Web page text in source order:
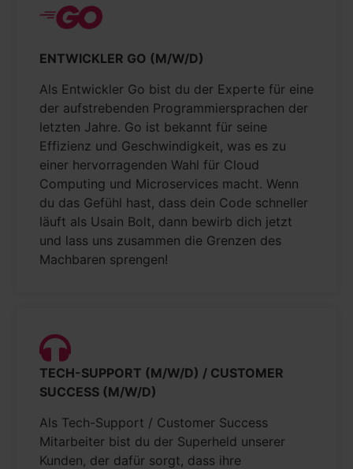
ENTWICKLER GO (M/W/D)
Als Entwickler Go bist du der Experte für eine
der aufstrebenden Programmiersprachen der
letzten Jahre. Go ist bekannt für seine
Effizienz und Geschwindigkeit, was es zu
einer hervorragenden Wahl für Cloud
Computing und Microservices macht. Wenn
du das Gefühl hast, dass dein Code schneller
läuft als Usain Bolt, dann bewirb dich jetzt
und lass uns zusammen die Grenzen des
Machbaren sprengen!
TECH-SUPPORT (M/W/D) / CUSTOMER
SUCCESS (M/W/D)
Als Tech-Support / Customer Success
Mitarbeiter bist du der Superheld unserer
Kunden, der dafür sorgt, dass ihre